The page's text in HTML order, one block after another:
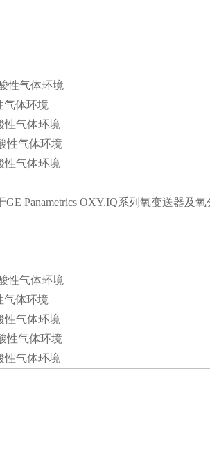
性气体环境
气体环境
性气体环境
性气体环境
性气体环境
Panametrics OXY.IQ系列氧变送器及氧
性气体环境
气体环境
性气体环境
性气体环境
性气体环境